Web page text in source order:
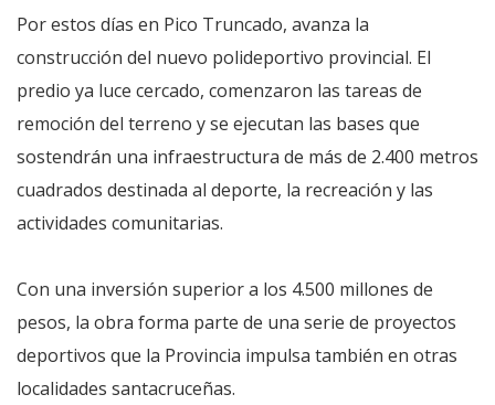
Por estos días en Pico Truncado, avanza la
construcción del nuevo polideportivo provincial. El
predio ya luce cercado, comenzaron las tareas de
remoción del terreno y se ejecutan las bases que
sostendrán una infraestructura de más de 2.400 metros
cuadrados destinada al deporte, la recreación y las
actividades comunitarias.
Con una inversión superior a los 4.500 millones de
pesos, la obra forma parte de una serie de proyectos
deportivos que la Provincia impulsa también en otras
localidades santacruceñas.